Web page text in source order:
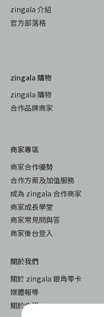
zingala 介紹
官方部落格
zingala 購物
zingala 購物
合作品牌商家
商家專區
商家合作優勢
合作方案及加值服務
成為 zingala 合作商家
商家成長學堂
商家常見問與答
商家後台登入
關於我們
關於 zingala 銀角零卡
媒體報導
關於中租